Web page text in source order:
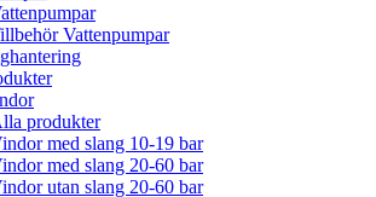
Vattenpumpar
produkter
med slang 10-19 bar
med slang 20-60 bar
utan slang 20-60 bar